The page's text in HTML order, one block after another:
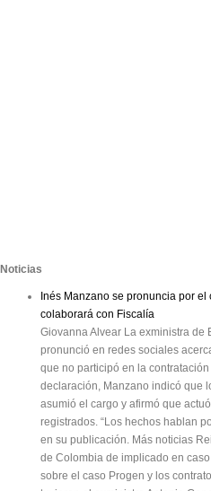
Noticias
Inés Manzano se pronuncia por
colaborará con Fiscalía
Giovanna Alvear La exministra de
pronunció en redes sociales
que no participó en la
declaración, Manzano indicó que
asumió el cargo y afirmó que
registrados. “Los hechos hablan
en su publicación. Más noticias
de Colombia de implicado en
sobre el caso Progen y los